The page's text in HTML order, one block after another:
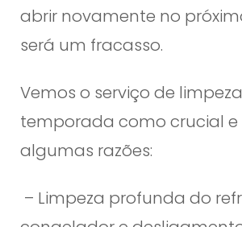
abrir novamente no
será um fracasso.
Vemos o serviço de
temporada como crucial
algumas razões:
– Limpeza profunda do